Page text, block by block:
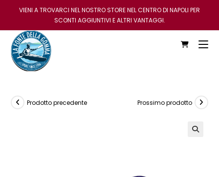
VIENI A TROVARCI NEL NOSTRO STORE NEL CENTRO DI NAPOLI PER
SCONTI AGGIUNTIVI E ALTRI VANTAGGI.
Prodotto precedente Prossimo prodotto